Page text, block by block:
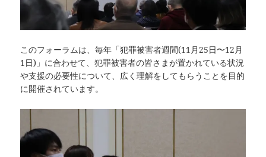
このフォーラムは、毎年「犯罪被害者週間(11月25日〜12月
1日)」に合わせて、犯罪被害者の皆さまが置かれている状況
や支援の必要性について、広く理解をしてもらうことを目的
に開催されています。